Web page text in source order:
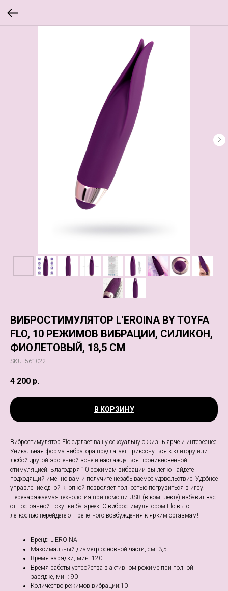
ВИБРОСТИМУЛЯТОР L'EROINA BY TOYFA
FLO, 10 РЕЖИМОВ ВИБРАЦИИ, СИЛИКОН,
ФИОЛЕТОВЫЙ, 18,5 СМ
SKU: 561022
4 200 р.
В КОРЗИНУ
Вибростимулятор Flo сделает вашу сексуальную жизнь ярче и интереснее.
Уникальная форма вибратора предлагает прикоснуться к клитору или
любой другой эрогенной зоне и наслаждаться проникновенной
стимуляцией. Благодаря 10 режимам вибрации вы легко найдете
подходящий именно вам и получите незабываемое удовольствие. Удобное
управление одной кнопкой позволяет полностью погрузиться в игру.
Перезаряжаемая технология при помощи USB (в комплекте) избавит вас
от постоянной покупки батареек. С вибростимулятором Flo вы с
легкостью перейдете от трепетного возбуждения к ярким оргазмам!
Бренд: L'EROINA
Максимальный диаметр основной части, см: 3,5
Время зарядки, мин: 120
Время работы устройства в активном режиме при полной
зарядке, мин: 90
Количество режимов вибрации:10